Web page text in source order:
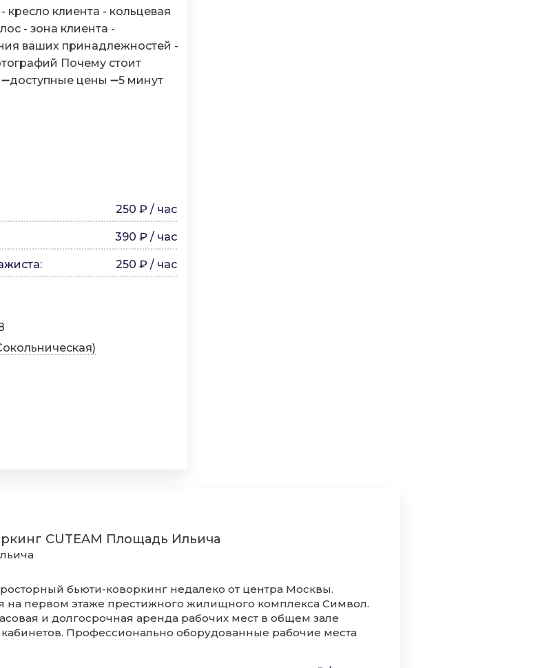
клиента - кольцевая
- зона клиента -
ваших принадлежностей -
Почему стоит
цены ➖5 минут
250 ₽ / час
390 ₽ / час
: 250 ₽ / час
CUTEAM Площадь Ильича
бьюти-коворкинг недалеко от центра Москвы.
на первом этаже престижного жилищного комплекса Символ.
и долгосрочная аренда рабочих мест в общем зале
Профессионально оборудованные рабочие места